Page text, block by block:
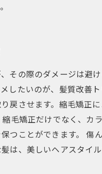
その際のダメージは避
したいのが、髪質改善
戻させます。縮毛矯正
毛矯正だけでなく、
つことができます。
は、美しいヘアスタイ